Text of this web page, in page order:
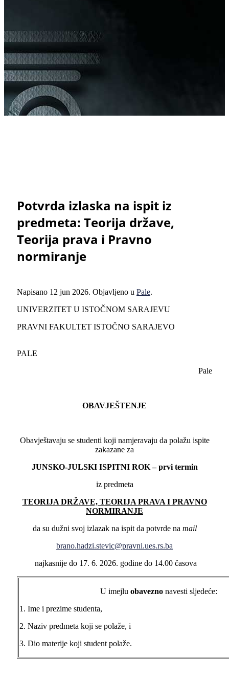
Potvrda izlaska na ispit iz
predmeta: Teorija države,
Teorija prava i Pravno
normiranje
Napisano 12 jun 2026. Objavljeno u Pale.
UNIVERZITET U ISTOČNOM SARAJEVU
PRAVNI FAKULTET ISTOČNO SARAJEVO
PALE
Pale
OBAVJEŠTENJE
Obavještavaju se studenti koji namjeravaju da polažu ispite
zakazane za
JUNSKO-JULSKI ISPITNI ROK – prvi termin
iz predmeta
TEORIJA DRŽAVE, TEORIJA PRAVA I PRAVNO
NORMIRANJE
da su dužni svoj izlazak na ispit da potvrde na mail
brano.hadzi.stevic@pravni.ues.rs.ba
najkasnije do 17. 6. 2026. godine do 14.00 časova
U imejlu obavezno navesti sljedeće:
1. Ime i prezime studenta,
2. Naziv predmeta koji se polaže, i
3. Dio materije koji student polaže.